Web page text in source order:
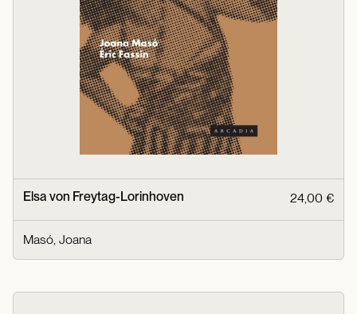
Elsa von Freytag-Lorinhoven 24,00 €
Masó, Joana